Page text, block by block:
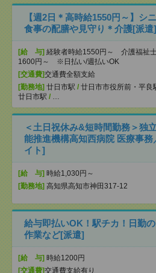
【週2日＊高時給1550円～】シ
食事の配膳や見守り＊介護[派遣]
[給 与] 経験者時給1550円～ 介護福祉
1600円～ ※日払い/週払いOK
[交通費]交通費全額支給
[勤務地] 廿日市駅 / 廿日市市役所前・平良
廿日市駅 / …
＜土日祝休み&短時間勤務＞独
能推進機構高知西病院 医療事
イト]
[給 与] 時給1,030円～
[勤務地] 高知県高知市神田317-12
給与即払いOK！駅チカ！日勤
作業など[派遣]
[給 与] 時給1200円
[交通費]交通費支給有り